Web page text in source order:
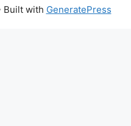
Built with GeneratePress